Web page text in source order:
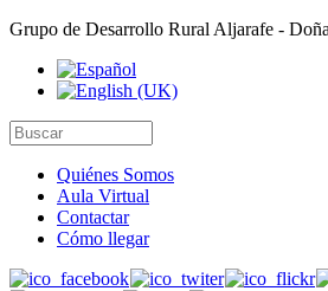
Grupo de Desarrollo Rural Aljarafe -
Quiénes Somos
Aula Virtual
Contactar
Cómo llegar